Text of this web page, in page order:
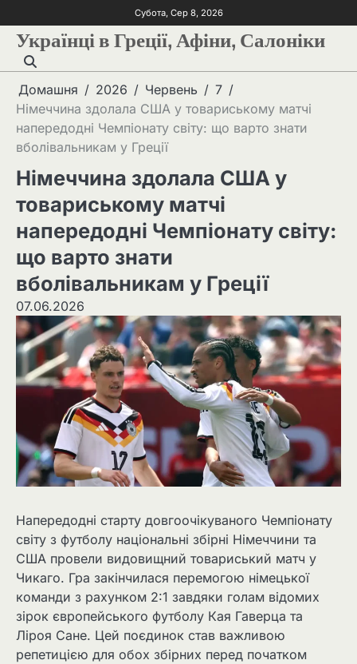
Субота, Сер 8, 2026
Українці в Греції, Афіни, Салоніки
Домашня 2026 Червень
7
Німеччина здолала США у товариському матчі
напередодні Чемпіонату світу: що варто знати
вболівальникам у Греції
Німеччина здолала США у
товариському матчі
напередодні Чемпіонату світу:
що варто знати
вболівальникам у Греції
07.06.2026
Напередодні старту довгоочікуваного Чемпіонату
світу з футболу національні збірні Німеччини та
США провели видовищний товариський матч у
Чикаго. Гра закінчилася перемогою німецької
команди з рахунком 2:1 завдяки голам відомих
зірок європейського футболу Кая Гаверца та
Ліроя Сане. Цей поєдинок став важливою
репетицією для обох збірних перед початком